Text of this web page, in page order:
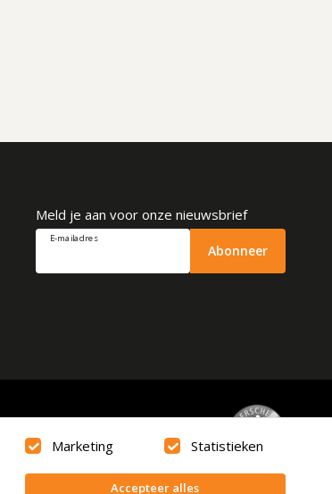
Meld je aan voor onze nieuwsbrief
E-mailadres
Abonneer
Marketing Statistieken
Accepteer alles